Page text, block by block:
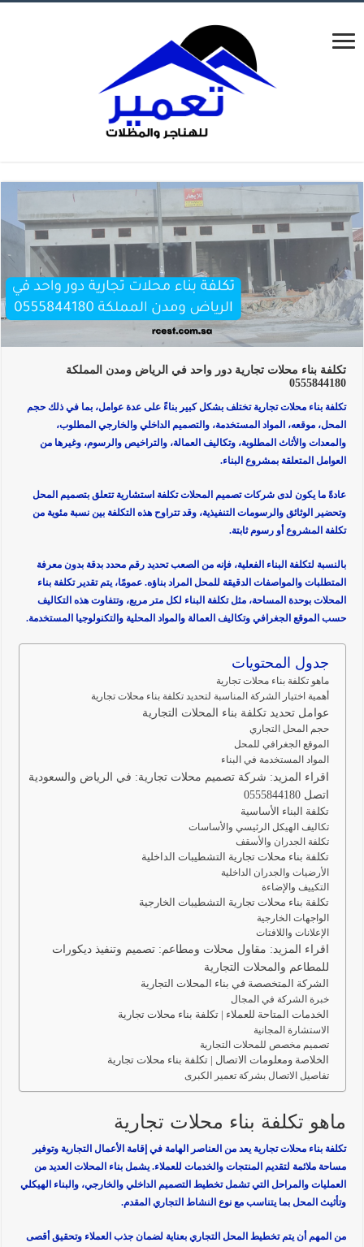
تكلفة بناء محلات تجارية دور واحد في الرياض ومدن المملكة
0555844180
تكلفة بناء محلات تجارية تختلف بشكل كبير بناءً على عدة عوامل، بما في ذلك حجم
المحل، موقعه، المواد المستخدمة، والتصميم الداخلي والخارجي المطلوب،
والمعدات والأثاث المطلوبة، وتكاليف العمالة، والتراخيص والرسوم، وغيرها من
العوامل المتعلقة بمشروع البناء.
عادةً ما يكون لدى شركات تصميم المحلات تكلفة استشارية تتعلق بتصميم المحل
وتحضير الوثائق والرسومات التنفيذية، وقد تتراوح هذه التكلفة بين نسبة مئوية من
تكلفة المشروع أو رسوم ثابتة.
بالنسبة لتكلفة البناء الفعلية، فإنه من الصعب تحديد رقم محدد بدقة بدون معرفة
المتطلبات والمواصفات الدقيقة للمحل المراد بناؤه. عمومًا، يتم تقدير تكلفة بناء
المحلات بوحدة المساحة، مثل تكلفة البناء لكل متر مربع، وتتفاوت هذه التكاليف
حسب الموقع الجغرافي وتكاليف العمالة والمواد المحلية والتكنولوجيا المستخدمة.
جدول المحتويات
ماهو تكلفة بناء محلات تجارية
أهمية اختيار الشركة المناسبة لتحديد تكلفة بناء محلات تجارية
عوامل تحديد تكلفة بناء المحلات التجارية
حجم المحل التجاري
الموقع الجغرافي للمحل
المواد المستخدمة في البناء
اقراء المزيد: شركة تصميم محلات تجارية: في الرياض والسعودية
اتصل 0555844180
تكلفة البناء الأساسية
تكاليف الهيكل الرئيسي والأساسات
تكلفة الجدران والأسقف
تكلفة بناء محلات تجارية التشطيبات الداخلية
الأرضيات والجدران الداخلية
التكييف والإضاءة
تكلفة بناء محلات تجارية التشطيبات الخارجية
الواجهات الخارجية
الإعلانات واللافتات
اقراء المزيد: مقاول محلات ومطاعم: تصميم وتنفيذ ديكورات
للمطاعم والمحلات التجارية
الشركة المتخصصة في بناء المحلات التجارية
خبرة الشركة في المجال
الخدمات المتاحة للعملاء | تكلفة بناء محلات تجارية
الاستشارة المجانية
تصميم مخصص للمحلات التجارية
الخلاصة ومعلومات الاتصال | تكلفة بناء محلات تجارية
تفاصيل الاتصال بشركة تعمير الكبرى
ماهو تكلفة بناء محلات تجارية
تكلفة بناء محلات تجارية يعد من العناصر الهامة في إقامة الأعمال التجارية وتوفير
مساحة ملائمة لتقديم المنتجات والخدمات للعملاء. يشمل بناء المحلات العديد من
العمليات والمراحل التي تشمل تخطيط التصميم الداخلي والخارجي، والبناء الهيكلي
وتأثيث المحل بما يتناسب مع نوع النشاط التجاري المقدم.
من المهم أن يتم تخطيط المحل التجاري بعناية لضمان جذب العملاء وتحقيق أقصى